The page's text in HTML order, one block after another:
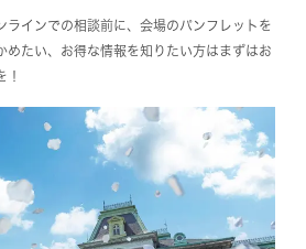
ラインでの相談前に、会場のパンフレットを
めたい、お得な情報を知りたい方はまずはお
！